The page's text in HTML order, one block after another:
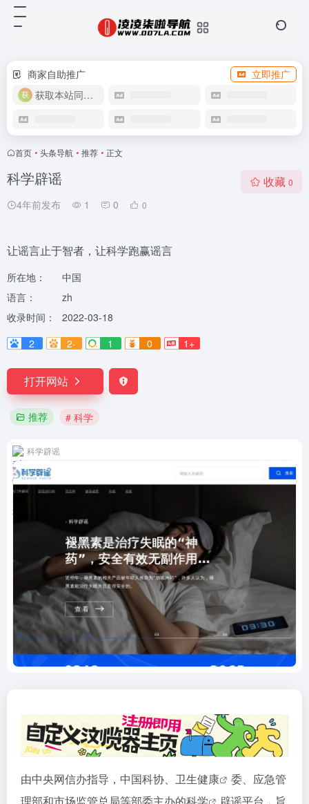
商家自助推广
立即推广
获取本站同款主题
首页 • 头条导航 • 推荐 • 正文
科学辟谣
4年前发布 1 0 0
收藏 0
让谣言止于智者，让科学跑赢谣言
所在地：
中国
语言：
zh
收录时间：
2022-03-18
2
2- 1 0 1+
打开网站
推荐 # 科学
科学辟谣
由中央网信办指导，中国科协、卫生健康
委、应急管